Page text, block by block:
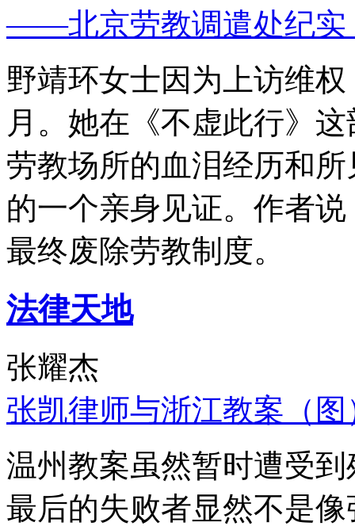
——北京劳教调遣处纪实
野靖环女士因为上访维
月。她在《不虚此行》
劳教场所的血泪经历和
的一个亲身见证。作者
最终废除劳教制度。
法律天地
张耀杰
张凯律师与浙江教案（图
温州教案虽然暂时遭受
最后的失败者显然不是